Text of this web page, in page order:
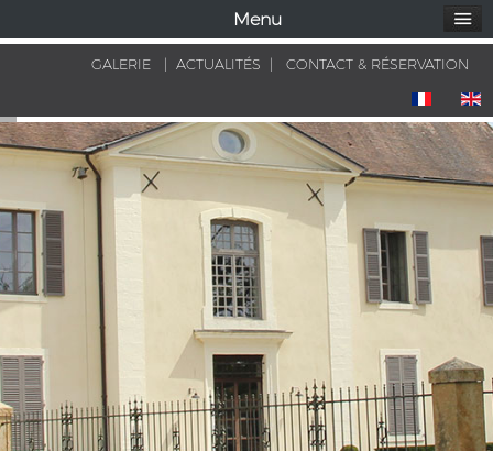
GALERIE| ACTUALITÉS CONTACT & RÉSERVATION
Menu